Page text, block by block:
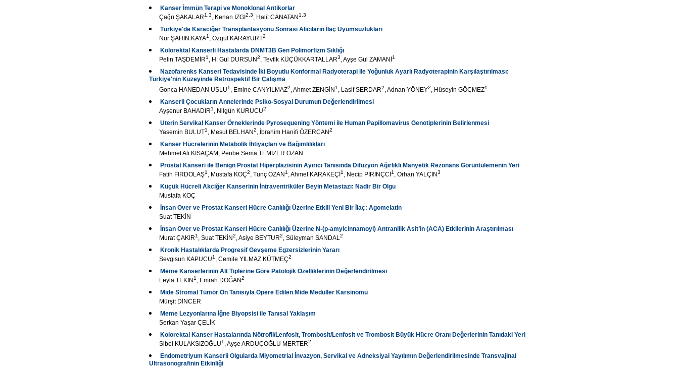
Kanser İmmün Terapi ve Monoklonal Antikorlar
Çağrı ŞAKALAR1,3, Kenan İZGİ 2,3, Halit CANATAN 1,3
Türkiye'de Karaciğer Transplantasyonu Sonrası Alıcıların İlaç Uyumsuzlukları
Nur ŞAHİN KAYA1 , Özgül KARAYURT2
Kolorektal Kanserli Hastalarda DNMT3B Gen Polimorfizm Sıklığı
Pelin TAŞDEMİR1 , H. Gül DURSUN2, Tevfik KÜÇÜKKARTALLAR3, Ayşe Gül ZAMANİ 1
Nazofarenks Kanseri Tedavisinde İki Boyutlu Konformal Radyoterapi ile Yoğunluk Ayarlı Radyoterapinin Karşılaştırılması:
Türkiye'nin Kuzeyinde Retrospektif Bir Çalışma
Gonca HANEDAN USLU1 , Emine CANYILMAZ2, Ahmet ZENGİN 1 , Lasif SERDAR2, Adnan YÖNEY2, Hüseyin GÖÇMEZ1
Kanserli Çocukların Annelerinde Psiko-Sosyal Durumun Değerlendirilmesi
Ayşenur BAHADIR1 , Nilgün KURUCU2
Uterin Servikal Kanser Örneklerinde Pyrosequening Yöntemi ile Human Papillomavirus Genotiplerinin Belirlenmesi
Yasemin BULUT1 , Mesut BELHAN2, İbrahim Hanifi ÖZERCAN2
Kanser Hücrelerinin Metabolik İhtiyaçları ve Bağımlılıkları
Mehmet Ali KISAÇAM, Penbe Sema TEMİZER OZAN
Prostat Kanseri ile Benign Prostat Hiperplazisinin Ayırıcı Tanısında Difüzyon Ağırlıklı Manyetik Rezonans Görüntülemenin Yeri
Fatih FIRDOLAŞ1 , Mustafa KOÇ2, Tunç OZAN 1 , Ahmet KARAKEÇİ 1 , Necip PİRİNÇCİ 1 , Orhan YALÇIN3
Küçük Hücreli Akciğer Kanserinin İntraventriküler Beyin Metastazı: Nadir Bir Olgu
Mustafa KOÇ
İnsan Over ve Prostat Kanseri Hücre Canlılığı Üzerine Etkili Yeni Bir İlaç: Agomelatin
Suat TEKİN
İnsan Over ve Prostat Kanseri Hücre Canlılığı Üzerine N-(p-amylcinnamoyl) Antranilik Asit’in (ACA) Etkilerinin Araştırılması
Murat ÇAKIR1 , Suat TEKİN2, Asiye BEYTUR2, Süleyman SANDAL2
Kronik Hastalıklarda Progresif Gevşeme Egzersizlerinin Yararı
Sevgisun KAPUCU1 , Cemile YILMAZ KÜTMEÇ2
Meme Kanserlerinin Alt Tiplerine Göre Patolojik Özelliklerinin Değerlendirilmesi
Leyla TEKİN 1 , Emrah DOĞAN2
Mide Stromal Tümör Ön Tanısıyla Opere Edilen Mide Medüller Karsinomu
Mürşit DİNCER
Meme Lezyonlarına İğne Biyopsisi ile Tanısal Yaklaşım
Serkan Yaşar ÇELİK
Kolorektal Kanser Hastalarında Nötrofil/Lenfosit, Trombosit/Lenfosit ve Trombosit Büyük Hücre Oranı Değerlerinin Tanıdaki Yeri
Sibel KULAKSIZOĞLU1 , Ayşe ARDUÇOĞLU MERTER2
Endometriyum Kanserli Olgularda Miyometrial İnvazyon, Servikal ve Adneksiyal Yayılımın Değerlendirilmesinde Transvajinal
Ultrasonografinin Etkinliği